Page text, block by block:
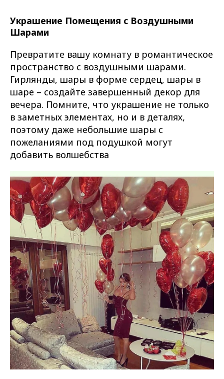
Украшение Помещения с Воздушными
Шарами
Превратите вашу комнату в романтическое
пространство с воздушными шарами.
Гирлянды, шары в форме сердец, шары в
шаре – создайте завершенный декор для
вечера. Помните, что украшение не только
в заметных элементах, но и в деталях,
поэтому даже небольшие шары с
пожеланиями под подушкой могут
добавить волшебства